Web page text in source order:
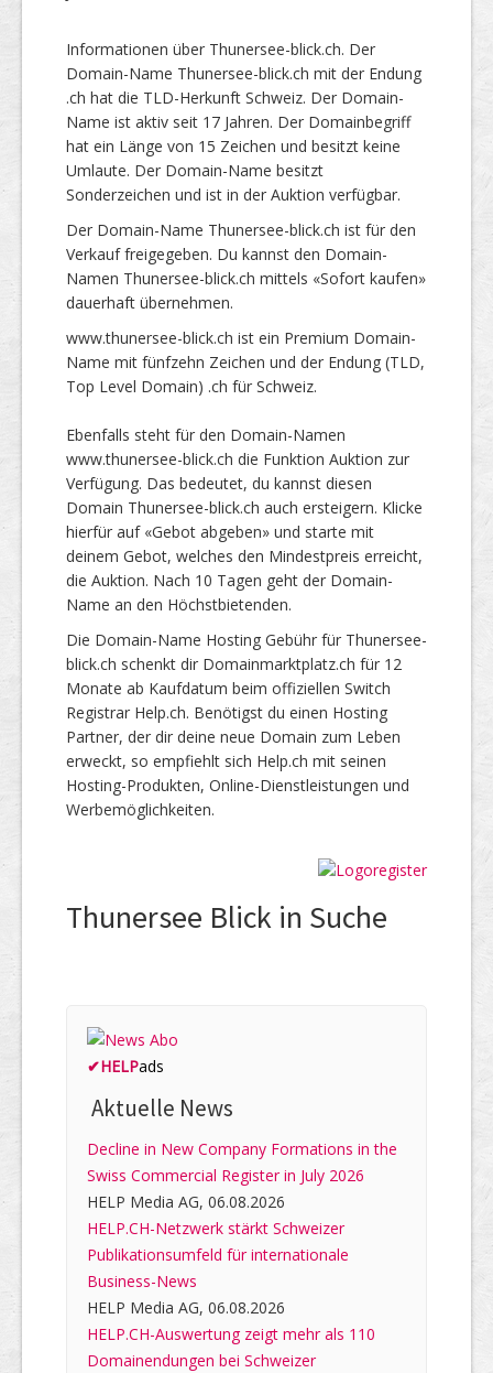
Informationen über Thunersee-blick.ch. Der
Domain-Name Thunersee-blick.ch mit der Endung
.ch hat die TLD-Herkunft Schweiz. Der Domain-
Name ist aktiv seit 17 Jahren. Der Domainbegriff
hat ein Länge von 15 Zeichen und besitzt keine
Umlaute. Der Domain-Name besitzt
Sonderzeichen und ist in der Auktion verfügbar.
Der Domain-Name Thunersee-blick.ch ist für den
Verkauf freigegeben. Du kannst den Domain-
Namen Thunersee-blick.ch mittels «Sofort kaufen»
dauerhaft übernehmen.
www.thunersee-blick.ch ist ein Premium Domain-
Name mit fünfzehn Zeichen und der Endung (TLD,
Top Level Domain) .ch für Schweiz.
Ebenfalls steht für den Domain-Namen
www.thunersee-blick.ch die Funktion Auktion zur
Verfügung. Das bedeutet, du kannst diesen
Domain Thunersee-blick.ch auch ersteigern. Klicke
hierfür auf «Gebot abgeben» und starte mit
deinem Gebot, welches den Mindestpreis erreicht,
die Auktion. Nach 10 Tagen geht der Domain-
Name an den Höchstbietenden.
Die Domain-Name Hosting Gebühr für Thunersee-
blick.ch schenkt dir Domainmarktplatz.ch für 12
Monate ab Kaufdatum beim offiziellen Switch
Registrar Help.ch. Benötigst du einen Hosting
Partner, der dir deine neue Domain zum Leben
erweckt, so empfiehlt sich Help.ch mit seinen
Hosting-Produkten, Online-Dienstleistungen und
Werbemöglichkeiten.
Thunersee Blick in Suche
✔HELPads
Aktuelle News
Decline in New Company Formations in the
Swiss Commercial Register in July 2026
HELP Media AG, 06.08.2026
HELP.CH-Netzwerk stärkt Schweizer
Publikationsumfeld für internationale
Business-News
HELP Media AG, 06.08.2026
HELP.CH-Auswertung zeigt mehr als 110
Domainendungen bei Schweizer